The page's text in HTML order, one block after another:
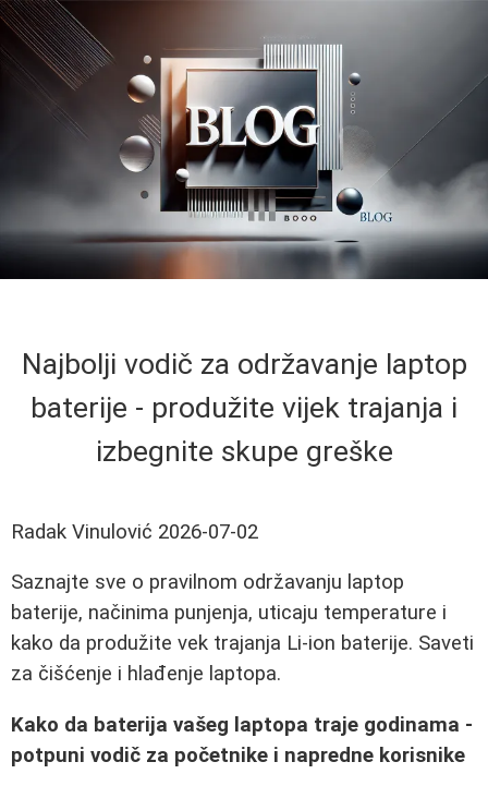
Najbolji vodič za održavanje laptop
baterije - produžite vijek trajanja i
izbegnite skupe greške
Radak Vinulović 2026-07-02
Saznajte sve o pravilnom održavanju laptop
baterije, načinima punjenja, uticaju temperature i
kako da produžite vek trajanja Li-ion baterije. Saveti
za čišćenje i hlađenje laptopa.
Kako da baterija vašeg laptopa traje godinama -
potpuni vodič za početnike i napredne korisnike